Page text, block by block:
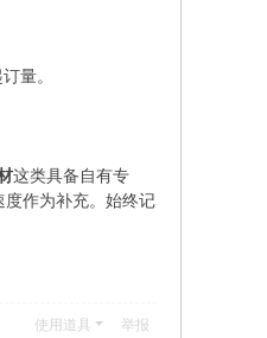
量。
这类具备自有专
度作为补充。始终记
使用道具 举报